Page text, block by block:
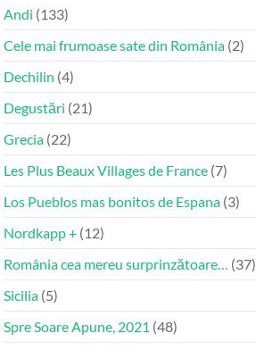
Andi (133)
Cele mai frumoase sate din România (2)
Dechilin (4)
Degustări (21)
Grecia (22)
Les Plus Beaux Villages de France (7)
Los Pueblos mas bonitos de Espana (3)
Nordkapp + (12)
România cea mereu surprinzătoare… (37)
Sicilia (5)
Spre Soare Apune, 2021 (48)